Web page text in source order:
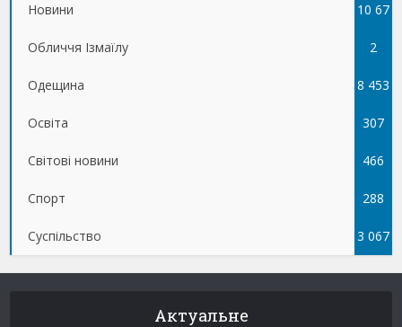
Новини 10 67
5
Обличчя Ізмаїлу 2
Одещина 8 453
Освіта 307
Світові новини 466
Спорт 288
Суспільство 3 067
Актуальне